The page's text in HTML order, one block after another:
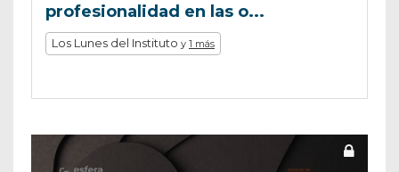
profesionalidad en las o...
Los Lunes del Instituto y 1 más